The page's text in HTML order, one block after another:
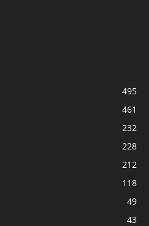
495
461
232
228
212
118
49
43